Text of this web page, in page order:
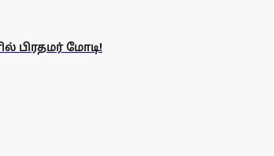
பிரதமர் மோடி!